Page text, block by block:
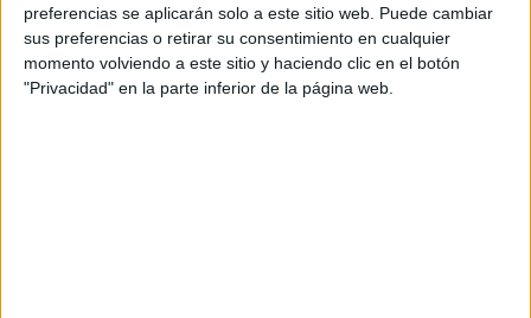
preferencias se aplicarán solo a este sitio web. Puede cambiar
sus preferencias o retirar su consentimiento en cualquier
momento volviendo a este sitio y haciendo clic en el botón
"Privacidad" en la parte inferior de la página web.
Términos y Condiciones de Uso
Aceptolos Términos y Condicionesde uso*